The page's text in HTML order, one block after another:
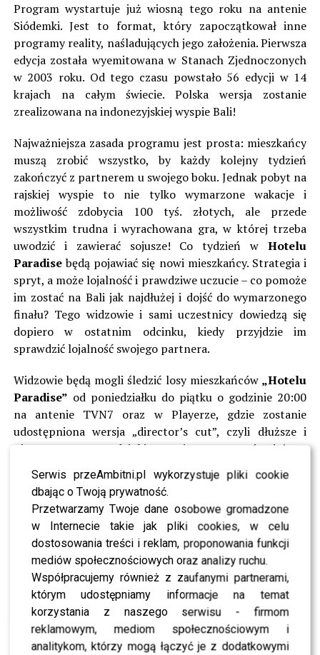
Serwis przeAmbitni.pl wykorzystuje pliki cookie
dbając o Twoją prywatność.
Przetwarzamy Twoje dane osobowe gromadzone
w Internecie takie jak pliki cookies, w celu
dostosowania treści i reklam, proponowania funkcji
mediów społecznościowych oraz analizy ruchu.
Współpracujemy również z zaufanymi partnerami,
którym udostępniamy informacje na temat
korzystania z naszego serwisu - firmom
reklamowym, mediom społecznościowym i
analitykom, którzy mogą łączyć je z dodatkowymi
Program wystartuje już wiosną tego roku na antenie
Siódemki. Jest to format, który zapoczątkował inne
programy reality, naśladujących jego założenia. Pierwsza
edycja została wyemitowana w Stanach Zjednoczonych
w 2003 roku. Od tego czasu powstało 56 edycji w 14
krajach na całym świecie. Polska wersja zostanie
zrealizowana na indonezyjskiej wyspie Bali!
Najważniejsza zasada programu jest prosta: mieszkańcy
muszą zrobić wszystko, by każdy kolejny tydzień
zakończyć z partnerem u swojego boku. Jednak pobyt na
rajskiej wyspie to nie tylko wymarzone wakacje i
możliwość zdobycia 100 tyś. złotych, ale przede
wszystkim trudna i wyrachowana gra, w której trzeba
uwodzić i zawierać sojusze! Co tydzień wHotelu
Paradisebędą pojawiać się nowi mieszkańcy. Strategia i
spryt, a może lojalność i prawdziwe uczucie – co pomoże
im zostać na Bali jak najdłużej i dojść do wymarzonego
finału? Tego widzowie i sami uczestnicy dowiedzą się
dopiero w ostatnim odcinku, kiedy przyjdzie im
sprawdzić lojalność swojego partnera.
Widzowie będą mogli śledzić losy mieszkańców „Hotelu
Paradise” od poniedziałku do piątku o godzinie 20:00
na antenie TVN7 oraz w Playerze, gdzie zostanie
udostępniona wersja „director’s cut”, czyli dłuższe i
niecenzurowane odcinki. Oprócz tego, również w
dodatkowe materiały o charakterze streamu oraz
„Host-Show”, w którym prowadząca opowie o swoich
przemyśleniach, skomentuje zachowania uczestników
oraz pokaże backstage z planu.
Premiera 24 lutego o 20:00 na antenie TVN7!
ZOBACZ RÓWNIEŻ- Zakochani Majdanowie,
uśmiechnięta Mensah i dredy Chylińskiej – zobacz
zdjęcie z Finału WOŚP